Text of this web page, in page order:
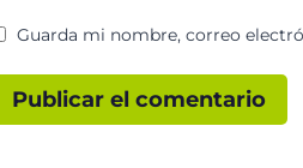
Guarda mi nombre, correo